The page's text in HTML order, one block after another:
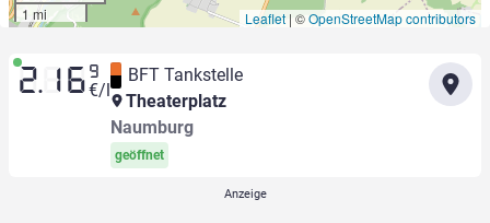
1 mi
Leaflet | ©OpenStreetMap contributors
2.16 9
€/l
BFT Tankstelle
Theaterplatz
Naumburg
geöffnet